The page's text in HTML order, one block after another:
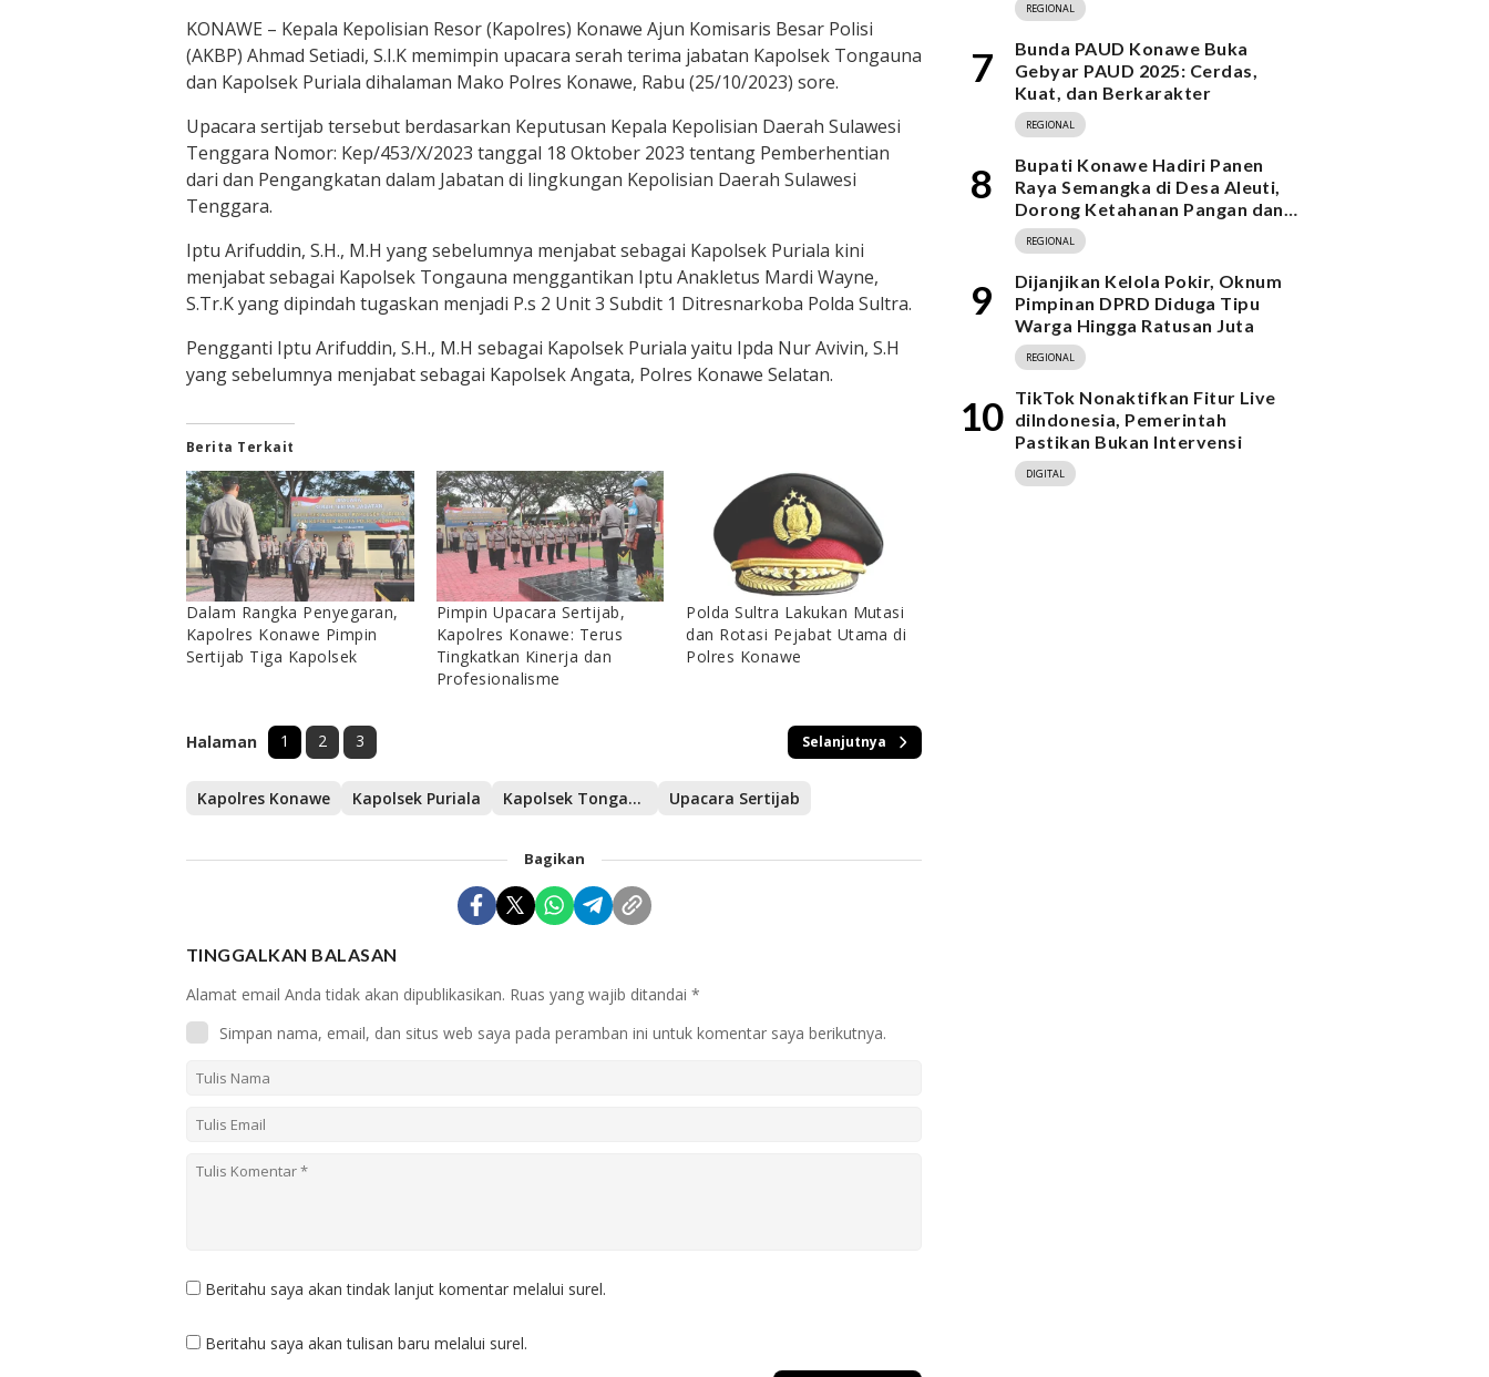
KONAWE – Kepala Kepolisian Resor (Kapolres) Konawe Ajun Komisaris Besar Polisi
(AKBP) Ahmad Setiadi, S.I.K memimpin upacara serah terima jabatan Kapolsek Tongauna
dan Kapolsek Puriala dihalaman Mako Polres Konawe, Rabu (25/10/2023) sore.
Upacara sertijab tersebut berdasarkan Keputusan Kepala Kepolisian Daerah Sulawesi
Tenggara Nomor: Kep/453/X/2023 tanggal 18 Oktober 2023 tentang Pemberhentian
dari dan Pengangkatan dalam Jabatan di lingkungan Kepolisian Daerah Sulawesi
Tenggara.
Iptu Arifuddin, S.H., M.H yang sebelumnya menjabat sebagai Kapolsek Puriala kini
menjabat sebagai Kapolsek Tongauna menggantikan Iptu Anakletus Mardi Wayne,
S.Tr.K yang dipindah tugaskan menjadi P.s 2 Unit 3 Subdit 1 Ditresnarkoba Polda Sultra.
Pengganti Iptu Arifuddin, S.H., M.H sebagai Kapolsek Puriala yaitu Ipda Nur Avivin, S.H
yang sebelumnya menjabat sebagai Kapolsek Angata, Polres Konawe Selatan.
Berita Terkait
Dalam Rangka Penyegaran,
Kapolres Konawe Pimpin
Sertijab Tiga Kapolsek
Pimpin Upacara Sertijab,
Kapolres Konawe: Terus
Tingkatkan Kinerja dan
Profesionalisme
Polda Sultra Lakukan Mutasi
dan Rotasi Pejabat Utama di
Polres Konawe
Halaman 1 2 3 Selanjutnya
Kapolres Konawe Kapolsek Puriala Kapolsek Tongauna Upacara Sertijab
Bagikan
TINGGALKAN BALASAN
Alamat email Anda tidak akan dipublikasikan. Ruas yang wajib ditandai *
Simpan nama, email, dan situs web saya pada peramban ini untuk komentar saya berikutnya.
Beritahu saya akan tindak lanjut komentar melalui surel.
Beritahu saya akan tulisan baru melalui surel.
REGIONAL
7
Bunda PAUD Konawe Buka
Gebyar PAUD 2025: Cerdas,
Kuat, dan Berkarakter
REGIONAL
8
Bupati Konawe Hadiri Panen
Raya Semangka di Desa Aleuti,
Dorong Ketahanan Pangan dan
Program MBG
REGIONAL
9
Dijanjikan Kelola Pokir, Oknum
Pimpinan DPRD Diduga Tipu
Warga Hingga Ratusan Juta
REGIONAL
10 TikTok Nonaktifkan Fitur Live
diIndonesia, Pemerintah
Pastikan Bukan Intervensi
DIGITAL